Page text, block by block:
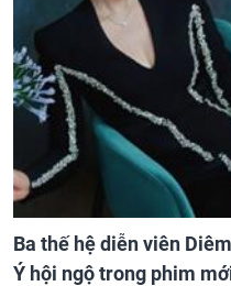
Ba thế hệ diễn viên
Ý hội ngộ trong phim